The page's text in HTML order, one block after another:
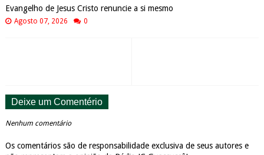
Evangelho de Jesus Cristo renuncie a si mesmo
Agosto 07, 2026 0
Deixe um Comentério
Nenhum comentário
Os comentários são de responsabilidade exclusiva de seus autores e